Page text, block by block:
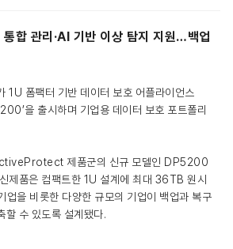
합 관리·AI 기반 이상 탐지 지원…백업
폼팩터 기반 데이터 보호 어플라이언스
을 출시하며 기업용 데이터 보호 포트폴리
제품군의 신규 모델인 DP5200
제품은 컴팩트한 1U 설계에 최대 36TB 원시
업을 비롯한 다양한 규모의 기업이 백업과 복구
할 수 있도록 설계됐다.